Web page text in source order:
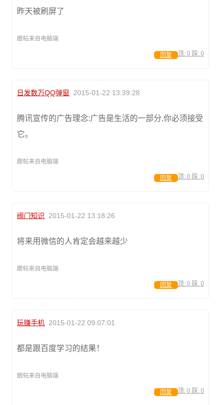
昨天被刷屏了
跟帖来自电脑端
顶: 0 踩: 0
回复
日发数万QQ弹窗 2015-01-22 13:39:28
腾讯宣传的广告理念:广告是生活的一部分,你必须接受
它。
跟帖来自电脑端
顶: 0 踩: 0
回复
阀门知识 2015-01-22 13:18:26
将来用微信的人肯定会越来越少
跟帖来自电脑端
顶: 0 踩: 0
回复
玩赚手机 2015-01-22 09:07:01
都是跟百度学习的结果！
跟帖来自电脑端
顶: 0 踩: 0
回复